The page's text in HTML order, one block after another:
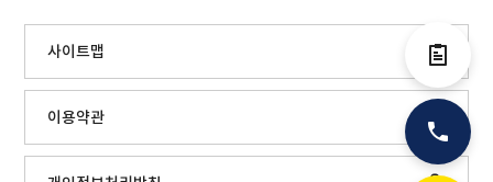
사이트맵
이용약관